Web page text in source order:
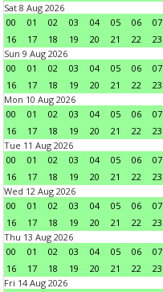
Sat 8 Aug 2026
00
01 02 03 04 05 06 07
16
17 18 19 20 21 22
23
Sun 9 Aug 2026
00
01 02 03 04 05 06 07
16
17 18 19 20 21 22
23
Mon 10 Aug 2026
00
01 02 03 04 05 06 07
16
17 18 19 20 21 22
23
Tue 11 Aug 2026
00
01 02 03 04 05 06 07
16
17 18 19 20 21 22
23
Wed 12 Aug 2026
00
01 02 03 04 05 06 07
16
17 18 19 20 21 22
23
Thu 13 Aug 2026
00
01 02 03 04 05 06 07
16
17 18 19 20 21 22
23
Fri 14 Aug 2026